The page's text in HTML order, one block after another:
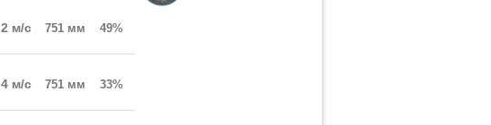
2 м/с 751 мм 49%
4 м/с 751 мм 33%